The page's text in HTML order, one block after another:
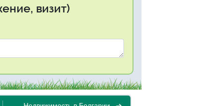
визит)